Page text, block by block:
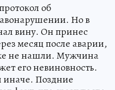
об
Но в
вину. Он принес
месяц после аварии,
не нашли. Мужчина
его невиновность.
иначе. Поздние